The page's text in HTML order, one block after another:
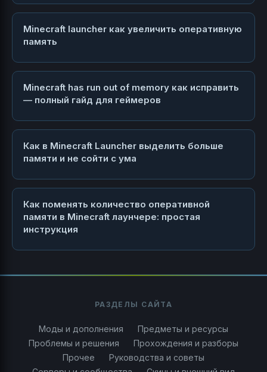
Minecraft launcher как увеличить оперативную
память
Minecraft has run out of memory как исправить
— полный гайд для геймеров
Как в Minecraft Launcher выделить больше
памяти и не сойти с ума
Как поменять количество оперативной
памяти в Minecraft лаунчере: простая
инструкция
РАЗДЕЛЫ САЙТА
Моды и дополнения
Предметы и ресурсы
Проблемы и решения
Прохождения и разборы
Прочее
Руководства и советы